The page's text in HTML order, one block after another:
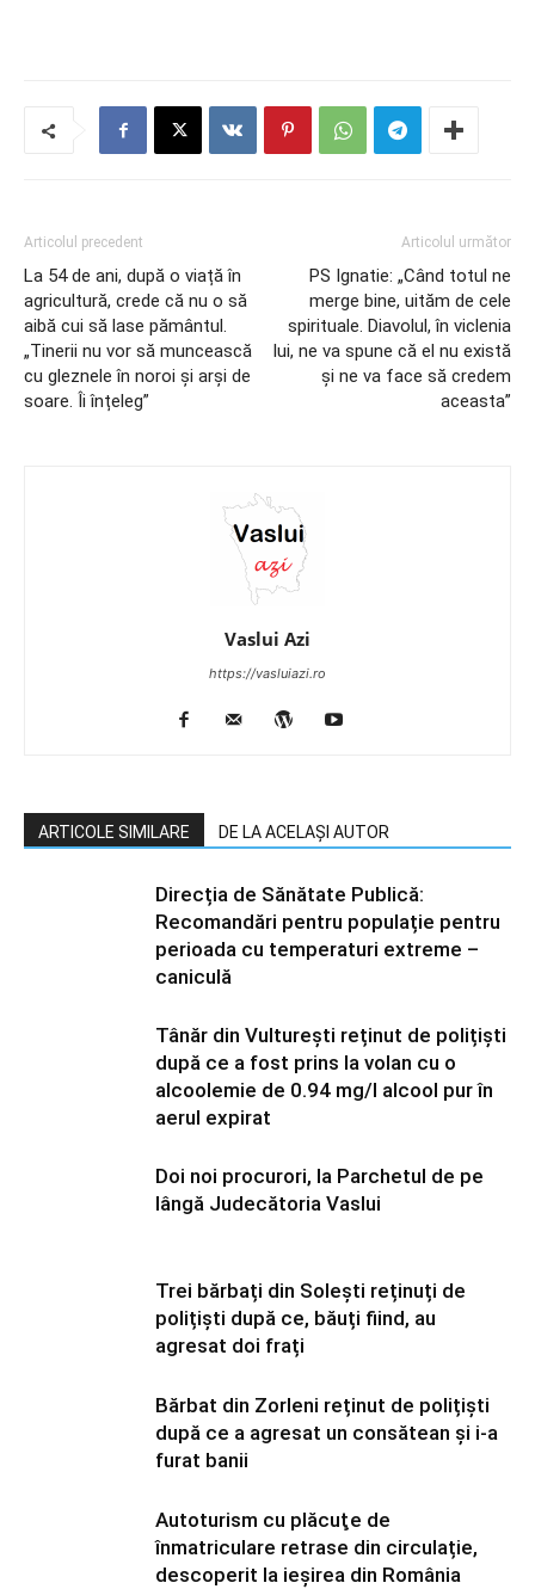
Articolul precedent
La 54 de ani, după o viață în
agricultură, crede că nu o să
aibă cui să lase pământul.
„Tinerii nu vor să muncească
cu gleznele în noroi și arși de
soare. Îi înțeleg”
Articolul următor
PS Ignatie: „Când totul ne
merge bine, uităm de cele
spirituale. Diavolul, în viclenia
lui, ne va spune că el nu există
și ne va face să credem
aceasta”
Vaslui Azi
https://vasluiazi.ro
ARTICOLE SIMILARE DE LA ACELAȘI AUTOR
Direcția de Sănătate Publică:
Recomandări pentru populație pentru
perioada cu temperaturi extreme –
caniculă
Tânăr din Vulturești reținut de polițiști
după ce a fost prins la volan cu o
alcoolemie de 0.94 mg/l alcool pur în
aerul expirat
Doi noi procurori, la Parchetul de pe
lângă Judecătoria Vaslui
Trei bărbați din Solești reținuți de
polițiști după ce, băuți fiind, au
agresat doi frați
Bărbat din Zorleni reținut de polițiști
după ce a agresat un consătean și i-a
furat banii
Autoturism cu plăcuţe de
înmatriculare retrase din circulație,
descoperit la ieșirea din România